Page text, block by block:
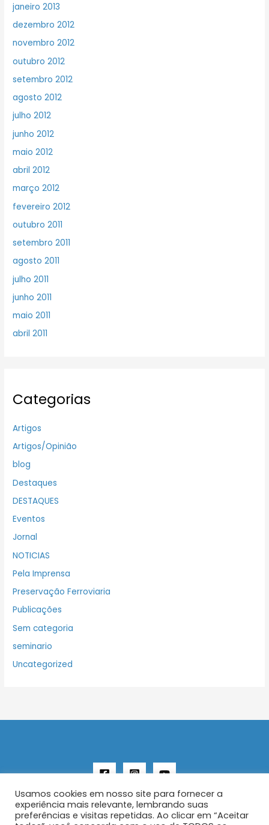
janeiro 2013
dezembro 2012
novembro 2012
outubro 2012
setembro 2012
agosto 2012
julho 2012
junho 2012
maio 2012
abril 2012
março 2012
fevereiro 2012
outubro 2011
setembro 2011
agosto 2011
julho 2011
junho 2011
maio 2011
abril 2011
Categorias
Artigos
Artigos/Opinião
blog
Destaques
DESTAQUES
Eventos
Jornal
NOTICIAS
Pela Imprensa
Preservação Ferroviaria
Publicações
Sem categoria
seminario
Uncategorized
Usamos cookies em nosso site para fornecer a
experiência mais relevante, lembrando suas
preferências e visitas repetidas. Ao clicar em “Aceitar